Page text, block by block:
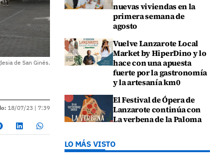
de San Ginés.
18/07/23 | 7:39
nuevas viviendas en la
primera semana de
agosto
Vuelve Lanzarote Local
Market by HiperDino y lo
hace con una apuesta
fuerte por la gastronomía
y la artesanía km0
El Festival de Ópera de
Lanzarote continúa con
La verbena de la Paloma
LO MÁS VISTO